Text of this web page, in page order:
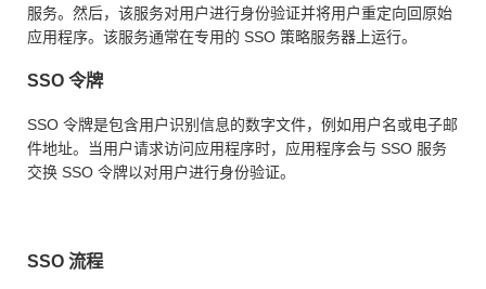
服务。然后，该服务对用户进行身份验证并将用户重定向回原始
应用程序。该服务通常在专用的 SSO 策略服务器上运行。
SSO 令牌
SSO 令牌是包含用户识别信息的数字文件，例如用户名或电子邮
件地址。当用户请求访问应用程序时，应用程序会与 SSO 服务
交换 SSO 令牌以对用户进行身份验证。
SSO 流程